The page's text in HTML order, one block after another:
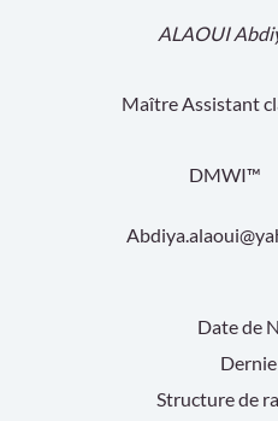
ALAOUI
Maître Assistant
DMWI™
Date de
Structure de